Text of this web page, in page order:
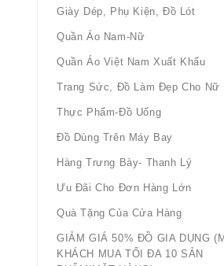
Giày Dép, Phụ Kiện, Đồ Lót
Quần Áo Nam-Nữ
Quần Áo Việt Nam Xuất Khẩu
Trang Sức, Đồ Làm Đẹp Cho Nữ
Thực Phẩm-Đồ Uống
Đồ Dùng Trên Máy Bay
Hàng Trưng Bày- Thanh Lý
Ưu Đãi Cho Đơn Hàng Lớn
Quà Tặng Của Cửa Hàng
GIẢM GIÁ 50% ĐỒ GIA DỤNG
KHÁCH MUA TỐI ĐA 10 SẢN